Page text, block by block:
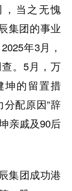
当之无愧
集团的事业
年3月，
。5月，万
坤的留置措
分配原因”辞
亲戚及90后
集团成功港